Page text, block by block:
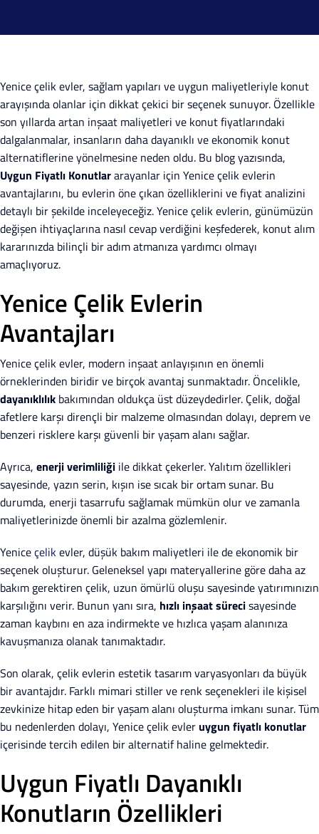
Yenice çelik evler, sağlam yapıları ve uygun maliyetleriyle konut
arayışında olanlar için dikkat çekici bir seçenek sunuyor. Özellikle
son yıllarda artan inşaat maliyetleri ve konut fiyatlarındaki
dalgalanmalar, insanların daha dayanıklı ve ekonomik konut
alternatiflerine yönelmesine neden oldu. Bu blog yazısında,
Uygun Fiyatlı Konutlararayanlar için Yenice çelik evlerin
avantajlarını, bu evlerin öne çıkan özelliklerini ve fiyat analizini
detaylı bir şekilde inceleyeceğiz. Yenice çelik evlerin, günümüzün
değişen ihtiyaçlarına nasıl cevap verdiğini keşfederek, konut alım
kararınızda bilinçli bir adım atmanıza yardımcı olmayı
amaçlıyoruz.
Yenice Çelik Evlerin
Avantajları
Yenice çelik evler, modern inşaat anlayışının en önemli
örneklerinden biridir ve birçok avantaj sunmaktadır. Öncelikle,
dayanıklılık bakımından oldukça üst düzeydedirler. Çelik, doğal
afetlere karşı dirençli bir malzeme olmasından dolayı, deprem ve
benzeri risklere karşı güvenli bir yaşam alanı sağlar.
Ayrıca, enerji verimliliği ile dikkat çekerler. Yalıtım özellikleri
sayesinde, yazın serin, kışın ise sıcak bir ortam sunar. Bu
durumda, enerji tasarrufu sağlamak mümkün olur ve zamanla
maliyetlerinizde önemli bir azalma gözlemlenir.
Yeniceçelikevler, düşük bakım maliyetleri ile de ekonomik bir
seçenek oluşturur. Geleneksel yapı materyallerine göre daha az
bakım gerektiren çelik, uzun ömürlü oluşu sayesinde yatırımınızın
karşılığını verir. Bunun yanı sıra, hızlı inşaat sürecisayesinde
zaman kaybını en aza indirmekte ve hızlıca yaşam alanınıza
kavuşmanıza olanak tanımaktadır.
Son olarak, çelik evlerin estetik tasarım varyasyonları da büyük
bir avantajdır. Farklı mimari stiller ve renk seçenekleri ile kişisel
zevkinize hitap eden bir yaşam alanı oluşturma imkanı sunar. Tüm
bu nedenlerden dolayı, Yenice çelik evleruygun fiyatlı konutlar
içerisinde tercih edilen bir alternatif haline gelmektedir.
Uygun Fiyatlı Dayanıklı
Konutların Özellikleri